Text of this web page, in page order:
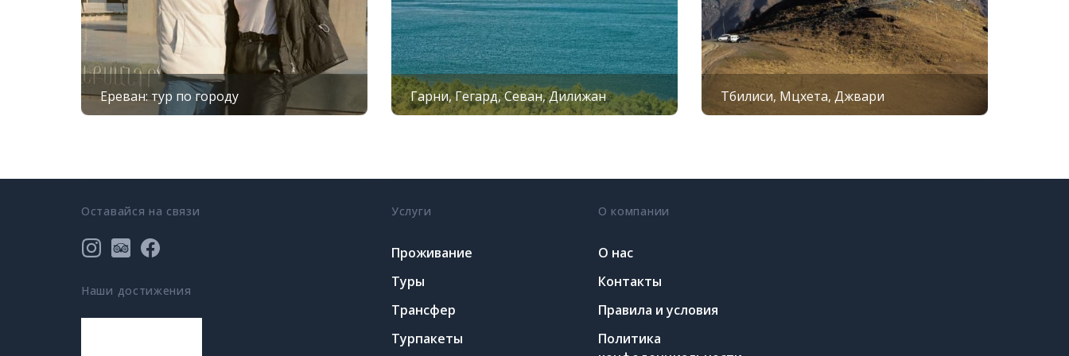
насладиться вкусными блюдами и гостеприимством, аотдых в
Армениистал ещё более красочным и запоминающимся!
Важно:При входе в монастыри необходимо быть в
соответствующей одежде, закрывающей колени и плечи.
Ереван: тур по городу Гарни, Гегард, Севан, Дилижан Тбилиси, Мцхета, Джвари
Оставайся на связи
Наши достижения
Услуги
Проживание
Туры
Трансфер
Турпакеты
О компании
О нас
Контакты
Правила и условия
Политика